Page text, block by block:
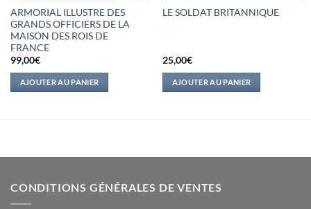
ARMORIAL ILLUSTRE DES
GRANDS OFFICIERS DE LA
MAISON DES ROIS DE
FRANCE
99,00€
AJOUTER AU PANIER
LE SOLDAT BRITANNIQUE
25,00€
AJOUTER AU PANIER
CONDITIONS GÉNÉRALES DE VENTES